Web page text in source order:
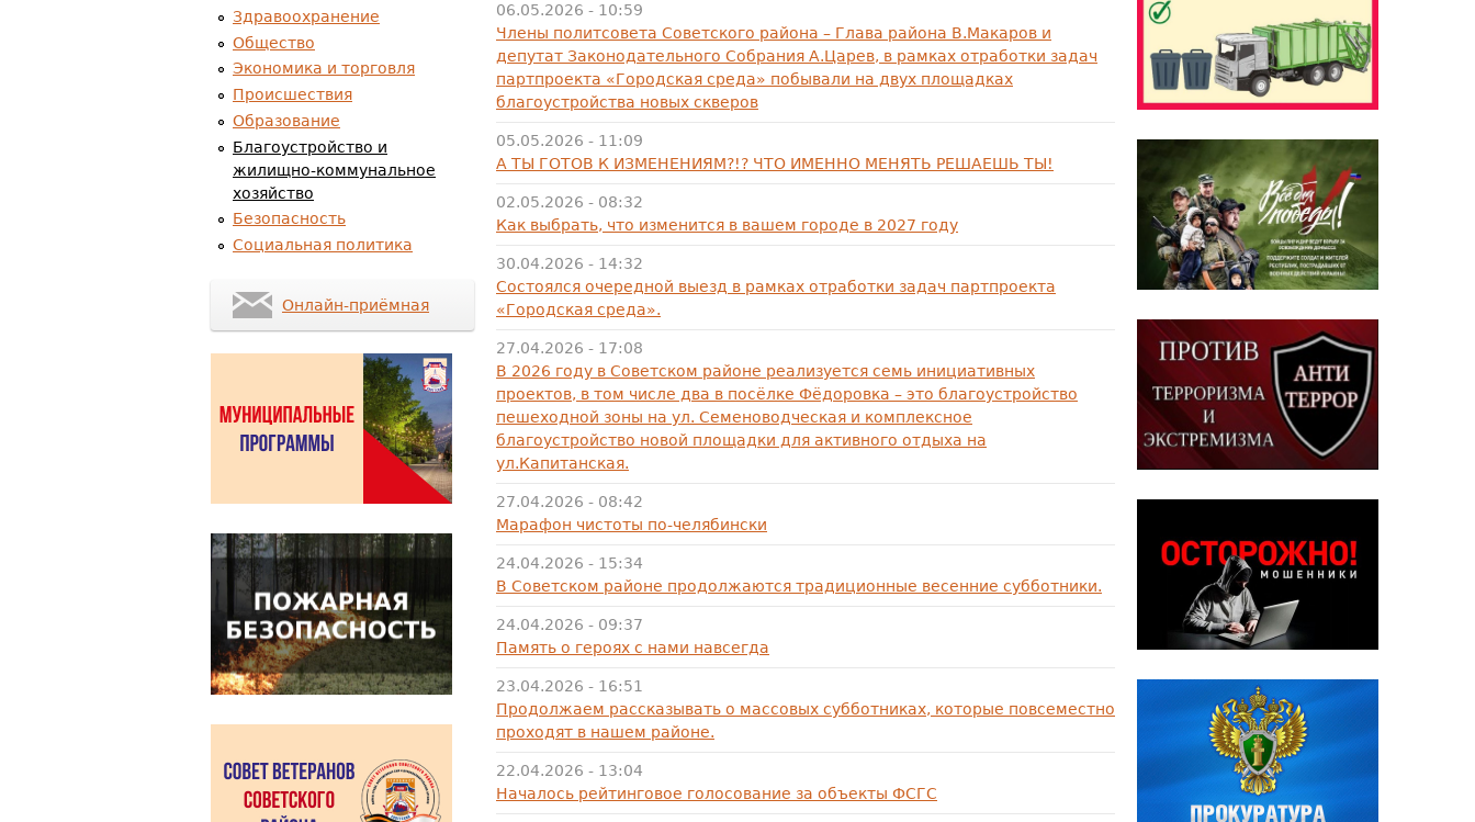
06.05.2026 - 10:59
Члены политсовета Советского района – Глава района В.Макаров и
депутат Законодательного Собрания А.Царев, в рамках отработки задач
партпроекта «Городская среда» побывали на двух площадках
благоустройства новых скверов
05.05.2026 - 11:09
А ТЫ ГОТОВ К ИЗМЕНЕНИЯМ?!? ЧТО ИМЕННО МЕНЯТЬ РЕШАЕШЬ ТЫ!
02.05.2026 - 08:32
Как выбрать, что изменится в вашем городе в 2027 году
30.04.2026 - 14:32
Состоялся очередной выезд в рамках отработки задач партпроекта
«Городская среда».
27.04.2026 - 17:08
В 2026 году в Советском районе реализуется семь инициативных
проектов, в том числе два в посёлке Фёдоровка – это благоустройство
пешеходной зоны на ул. Семеноводческая и комплексное
благоустройство новой площадки для активного отдыха на
ул.Капитанская.
27.04.2026 - 08:42
Марафон чистоты по-челябински
24.04.2026 - 15:34
В Советском районе продолжаются традиционные весенние субботники.
24.04.2026 - 09:37
Память о героях с нами навсегда
23.04.2026 - 16:51
Продолжаем рассказывать о массовых субботниках, которые повсеместно
проходят в нашем районе.
22.04.2026 - 13:04
Началось рейтинговое голосование за объекты ФСГС
Здравоохранение
Общество
Экономика и торговля
Происшествия
Образование
Благоустройство и
жилищно-коммунальное
хозяйство
Безопасность
Социальная политика
Онлайн-приёмная